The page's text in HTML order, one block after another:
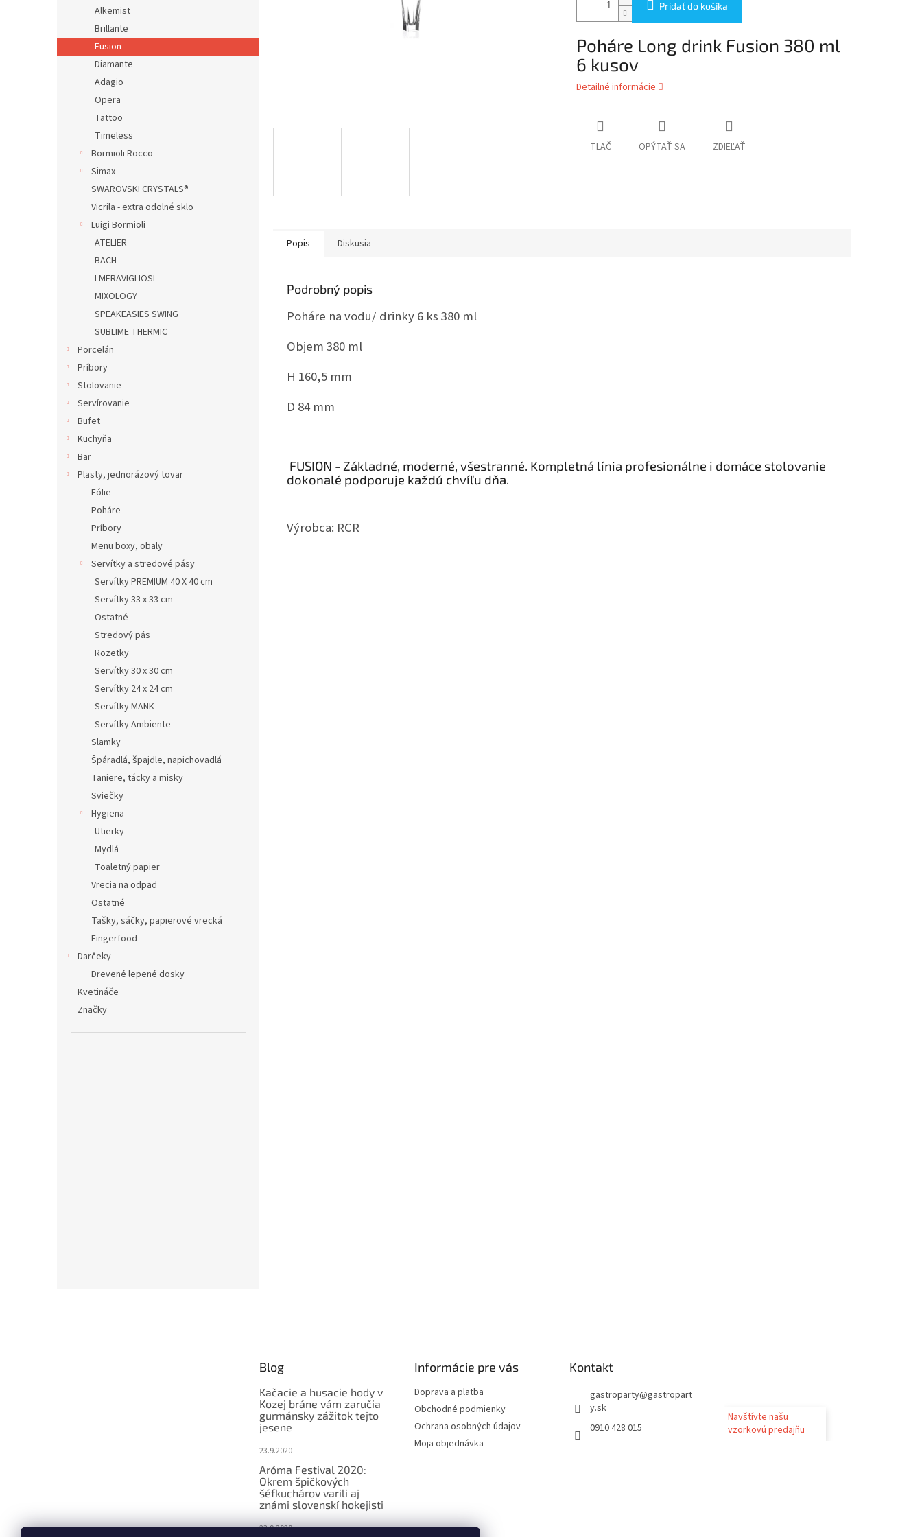
Alkemist
Brillante
Fusion
Diamante
Adagio
Opera
Tattoo
Timeless
Bormioli Rocco
Simax
SWAROVSKI CRYSTALS®
Vicrila - extra odolné sklo
Luigi Bormioli
ATELIER
BACH
I MERAVIGLIOSI
MIXOLOGY
SPEAKEASIES SWING
SUBLIME THERMIC
Porcelán
Príbory
Stolovanie
Servírovanie
Bufet
Kuchyňa
Bar
Plasty, jednorázový tovar
Fólie
Poháre
Príbory
Menu boxy, obaly
Servítky a stredové pásy
Servítky PREMIUM 40 X 40 cm
Servítky 33 x 33 cm
Ostatné
Stredový pás
Rozetky
Servítky 30 x 30 cm
Servítky 24 x 24 cm
Servítky MANK
Servítky Ambiente
Slamky
Špáradlá, špajdle, napichovadlá
Taniere, tácky a misky
Sviečky
Hygiena
Utierky
Mydlá
Toaletný papier
Vrecia na odpad
Ostatné
Tašky, sáčky, papierové vrecká
Fingerfood
Darčeky
Drevené lepené dosky
Kvetináče
Značky
Pridať do košíka
Poháre Long drink Fusion 380 ml
6 kusov
Detailné informácie
TLAČ OPÝTAŤ SA ZDIEĽAŤ
Popis Diskusia
Podrobný popis
Poháre na vodu/ drinky 6 ks 380 ml
Objem 380 ml
H 160,5 mm
D 84 mm
FUSION - Základné, moderné, všestranné. Kompletná línia profesionálne i domáce stolovanie
dokonalé podporuje každú chvíľu dňa.
Výrobca: RCR
Blog
Kačacie a husacie hody v
Kozej bráne vám zaručia
gurmánsky zážitok tejto
jesene
23.9.2020
Aróma Festival 2020:
Okrem špičkových
šéfkuchárov varili aj
známi slovenskí hokejisti
23.9.2020
Informácie pre vás
Doprava a platba
Obchodné podmienky
Ochrana osobných údajov
Moja objednávka
Kontakt
gastroparty@gastropart
y.sk
0910 428 015
Navštívte našu
vzorkovú predajňu